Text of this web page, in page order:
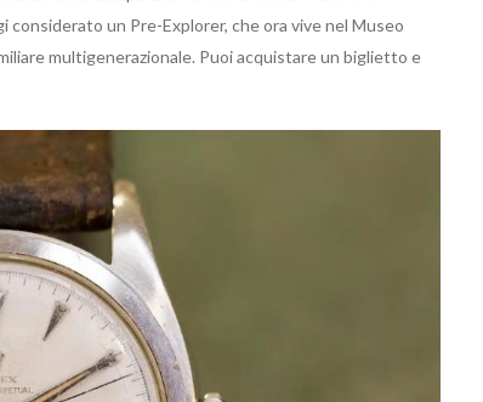
un Pre-Explorer, che ora vive nel Museo
multigenerazionale. Puoi acquistare un biglietto e